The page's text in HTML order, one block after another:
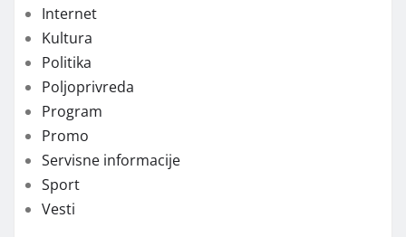
Internet
Kultura
Politika
Poljoprivreda
Program
Promo
Servisne informacije
Sport
Vesti